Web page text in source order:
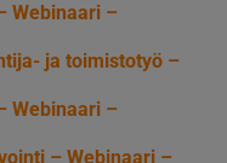
Webinaari –
ja toimistotyö –
Webinaari –
– Webinaari –